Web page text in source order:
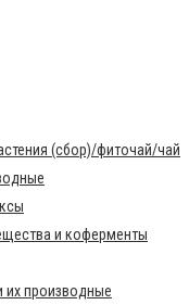
(сбор)/фиточай/чай
и коферменты
производные